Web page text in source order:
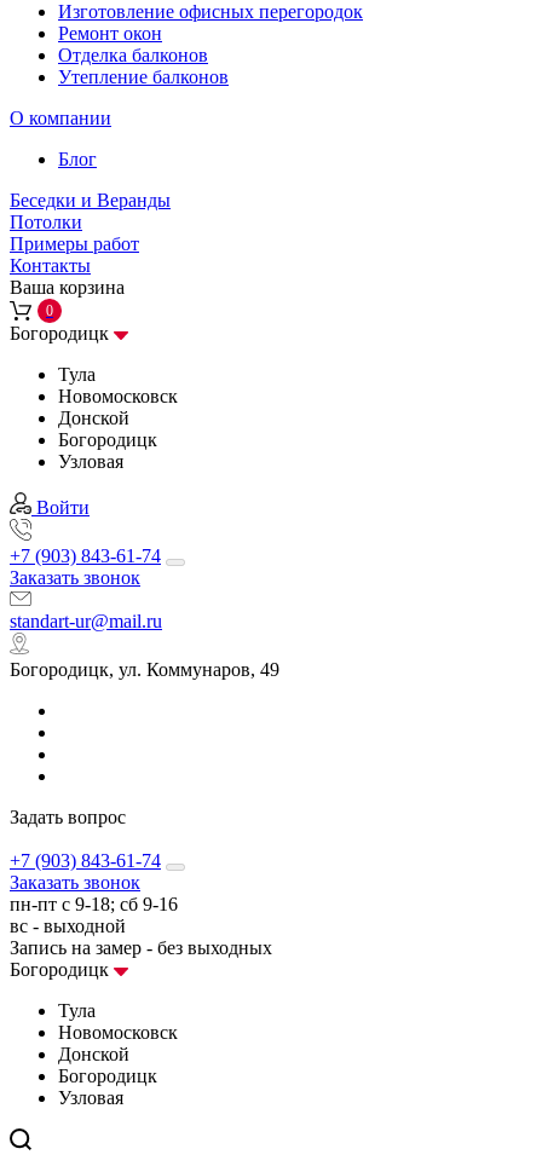
Изготовление офисных перегородок
Ремонт окон
Отделка балконов
Утепление балконов
О компании
Блог
Беседки и Веранды
Потолки
Примеры работ
Контакты
Ваша корзина
0
Богородицк
Тула
Новомосковск
Донской
Богородицк
Узловая
Войти
+7 (903) 843-61-74
Заказать звонок
standart-ur@mail.ru
Богородицк, ул. Коммунаров, 49
Задать вопрос
+7 (903) 843-61-74
Заказать звонок
пн-пт с 9-18; сб 9-16
вс - выходной
Запись на замер - без выходных
Богородицк
Тула
Новомосковск
Донской
Богородицк
Узловая